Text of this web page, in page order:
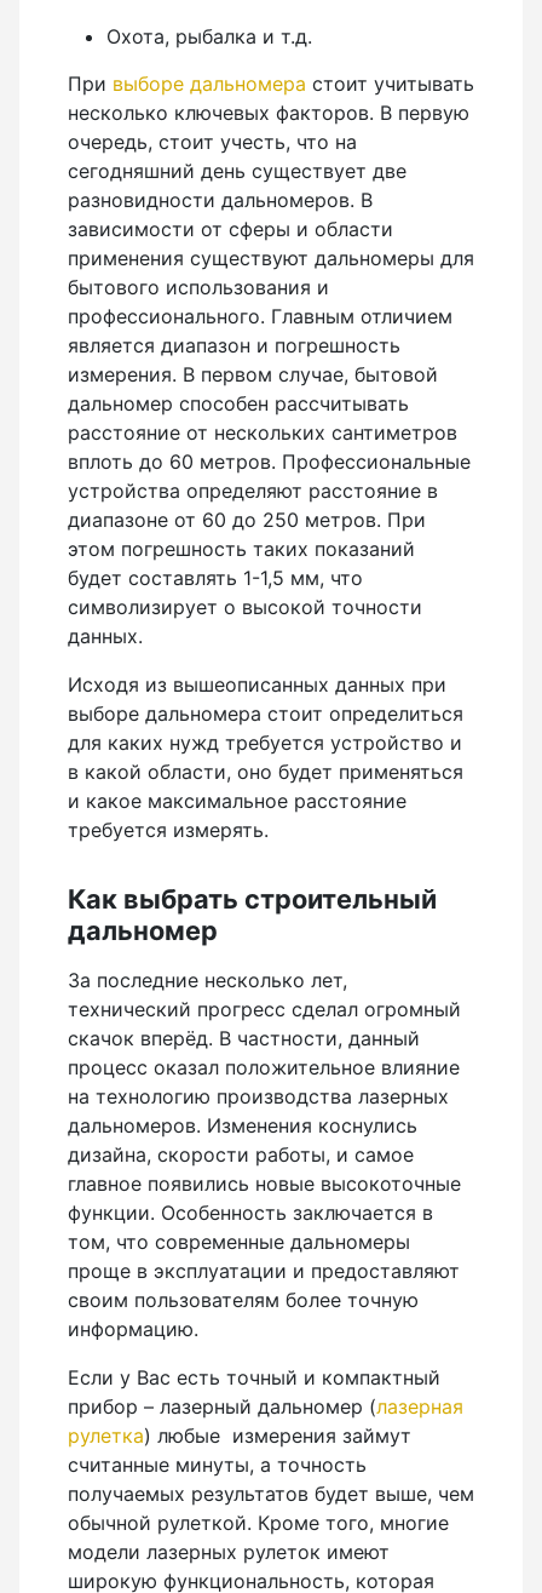
Охота, рыбалка и т.д.
При выборе дальномера стоит учитывать
несколько ключевых факторов. В первую
очередь, стоит учесть, что на
сегодняшний день существует две
разновидности дальномеров. В
зависимости от сферы и области
применения существуют дальномеры для
бытового использования и
профессионального. Главным отличием
является диапазон и погрешность
измерения. В первом случае, бытовой
дальномер способен рассчитывать
расстояние от нескольких сантиметров
вплоть до 60 метров. Профессиональные
устройства определяют расстояние в
диапазоне от 60 до 250 метров. При
этом погрешность таких показаний
будет составлять 1-1,5 мм, что
символизирует о высокой точности
данных.
Исходя из вышеописанных данных при
выборе дальномера стоит определиться
для каких нужд требуется устройство и
в какой области, оно будет применяться
и какое максимальное расстояние
требуется измерять.
Как выбрать строительный
дальномер
За последние несколько лет,
технический прогресс сделал огромный
скачок вперёд. В частности, данный
процесс оказал положительное влияние
на технологию производства лазерных
дальномеров. Изменения коснулись
дизайна, скорости работы, и самое
главное появились новые высокоточные
функции. Особенность заключается в
том, что современные дальномеры
проще в эксплуатации и предоставляют
своим пользователям более точную
информацию.
Если у Вас есть точный и компактный
прибор – лазерный дальномер (лазерная
рулетка) любые измерения займут
считанные минуты, а точность
получаемых результатов будет выше, чем
обычной рулеткой. Кроме того, многие
модели лазерных рулеток имеют
широкую функциональность, которая
Нивелиры оптические
Нивелиры лазерные ротационные
Комплекты нивелиров
Показать еще
Приборы вертикального проектирования
Палетка для вертикального проектирования
Приборы контроля и диагностики
Анализаторы холодильных систем
Анемометры, Манометры, Тахометры
Вакуумметры цифровые
Показать еще
Радиостанции
Антенна
Блок питания
Показать еще
Рейки
Рейки с BAR-кодом
Рейки RGK
Показать еще
Рулетки
Измерительная рулетка
Измерительная рулетка С ПОВЕРКОЙ
Теодолиты
Аксессуары для теодолитов